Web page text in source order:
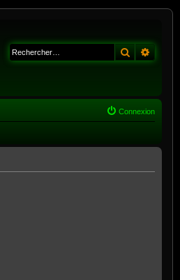
Rechercher
Connexion